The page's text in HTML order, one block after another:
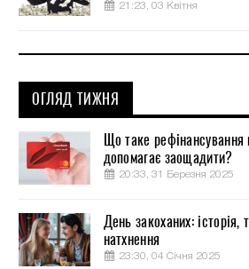
21:23, 03 Квітня
ОГЛЯД ТИЖНЯ
Що таке рефінансування
допомагає заощадити?
20:33, 31 Березня 2025
День закоханих: історія,
натхнення
23:30, 04 Січня 2025